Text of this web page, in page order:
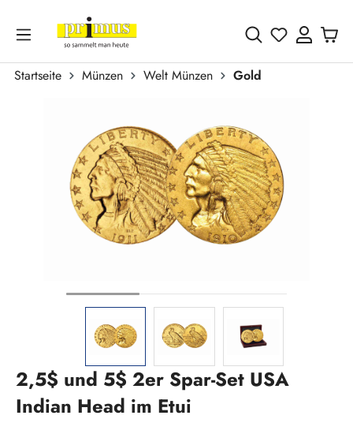
Zum Hauptinhalt springen
Du hast 0
Startseite Münzen Welt Münzen
Gold
2,5$ und 5$ 2er Spar-Set USA
Indian Head im Etui